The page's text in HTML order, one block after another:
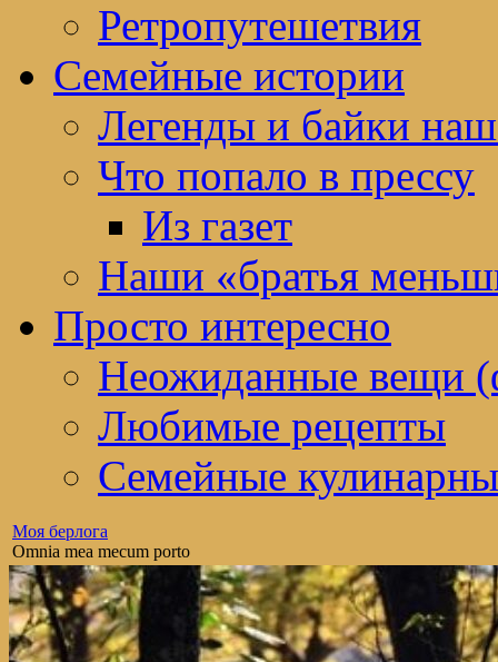
Ретропутешетвия
Семейные истории
Легенды и байки
Что попало в прессу
Из газет
Наши «братья
Просто интересно
Неожиданные вещи
Любимые рецепты
Семейные
Моя берлога
Omnia mea mecum porto